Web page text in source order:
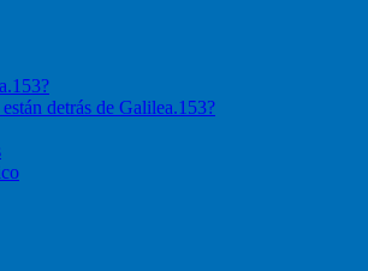
cristiana
detrás de Galilea.153?